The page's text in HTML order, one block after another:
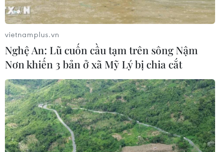
Tạo đột phá từ y tế cơ sở đến phát
triển nguồn nhân lực
Báo động cận thị học đường khi
nhiều trẻ giảm thị lực từ rất sớm
01/08/2026 09:31
vietnamplus.vn
Nghệ An: Lũ cuốn cầu tạm trên sông Nậm
Nơn khiến 3 bản ở xã Mỹ Lý bị chia cắt